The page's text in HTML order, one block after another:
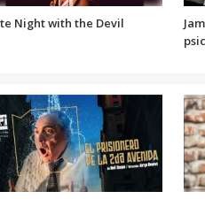
Night with the Devil